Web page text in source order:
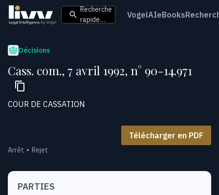
Recherche
rapide…
VogelAIeBooks
Décisions
Cass. com., 7 avril 1992, n° 90-14.971
COUR DE CASSATION
Télécharger en PDF
Arrêt Rejet
PARTIES